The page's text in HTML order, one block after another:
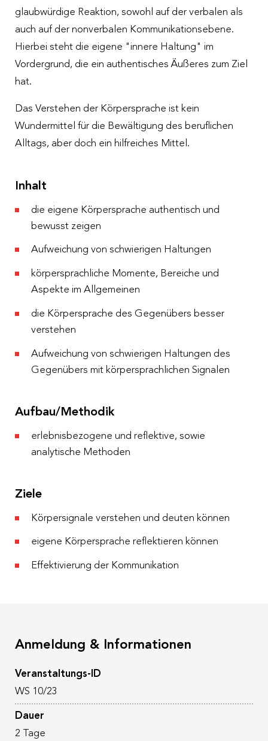
glaubwürdige Reaktion, sowohl auf der verbalen als
auch auf der nonverbalen Kommunikationsebene.
Hierbei steht die eigene "innere Haltung" im
Vordergrund, die ein authentisches Äußeres zum Ziel
hat.
Das Verstehen der Körpersprache ist kein
Wundermittel für die Bewältigung des beruflichen
Alltags, aber doch ein hilfreiches Mittel.
Inhalt
die eigene Körpersprache authentisch und
bewusst zeigen
Aufweichung von schwierigen Haltungen
körpersprachliche Momente, Bereiche und
Aspekte im Allgemeinen
die Körpersprache des Gegenübers besser
verstehen
Aufweichung von schwierigen Haltungen des
Gegenübers mit körpersprachlichen Signalen
Aufbau/Methodik
erlebnisbezogene und reflektive, sowie
analytische Methoden
Ziele
Körpersignale verstehen und deuten können
eigene Körpersprache reflektieren können
Effektivierung der Kommunikation
Anmeldung & Informationen
Veranstaltungs-ID
WS 10/23
Dauer
2 Tage